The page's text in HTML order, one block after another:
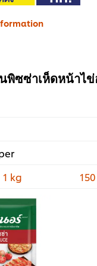
ซซ่าเห็ดหน้าไ
1 kg